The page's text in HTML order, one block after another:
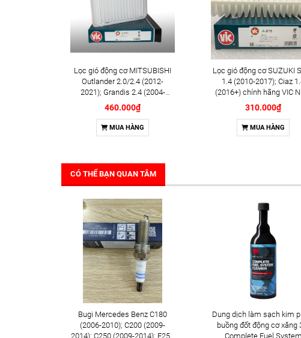
Lọc gió động cơ MITSUBISHI
Outlander 2.0/2.4 (2012-
2021); Grandis 2.4 (2004-
2011) chính hãng VIC Nhật Bản
(A-3022)
460.000₫
MUA HÀNG
Lọc gió động cơ SUZUKI
1.4 (2010-2017); Ciaz
(2016+) chính hãng VIC
Bản (A-978)
310.000₫
MUA HÀNG
CÓ THỂ BẠN QUAN TÂM
Bugi Mercedes Benz C180
(2006-2010); C200 (2009-
2014); C250 (2009-2014); E250
Dung dịch làm sạch kim
buồng đốt động cơ xăng
Complete Fuel System